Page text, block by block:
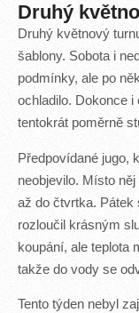
Druhý
Druhý květnový
šablony. Sobota i
podmínky, ale po
ochladilo. Dokonce i
tentokrát poměrně
Předpovídané jugo,
neobjevilo. Místo
až do čtvrtka. Pátek
rozloučil krásným
koupání, ale teplota
takže do vody se
Tento týden nebyl